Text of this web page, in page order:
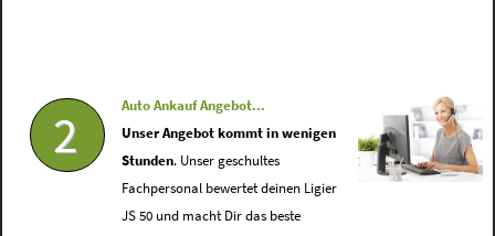
2
Auto Ankauf Angebot...
Unser Angebot kommt in wenigen
Stunden. Unser geschultes
Fachpersonal bewertet deinen Ligier
JS 50 und macht Dir das beste